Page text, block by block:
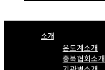
소개
온도계소개
충북협회소개